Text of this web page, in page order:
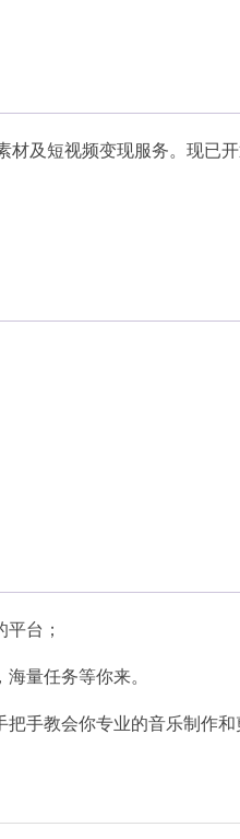
及短视频变现服务。现已
台；
量任务等你来。
手教会你专业的音乐制作和